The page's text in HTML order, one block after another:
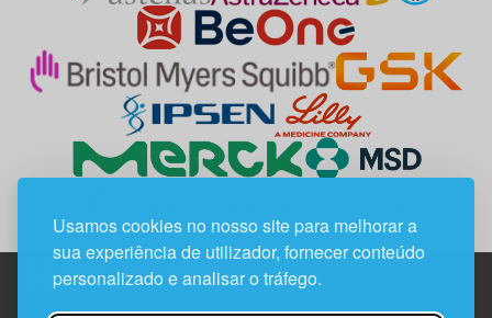
Usamos cookies no nosso site para melhorar a
sua experiência de utilizador, fornecer conteúdo
personalizado e analisar o tráfego.